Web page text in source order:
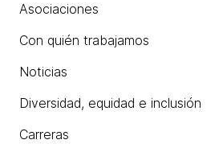
Asociaciones
Con quién trabajamos
Noticias
Diversidad, equidad e inclusión
Carreras